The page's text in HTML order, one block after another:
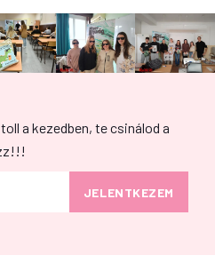
a kezedben, te csinálod a